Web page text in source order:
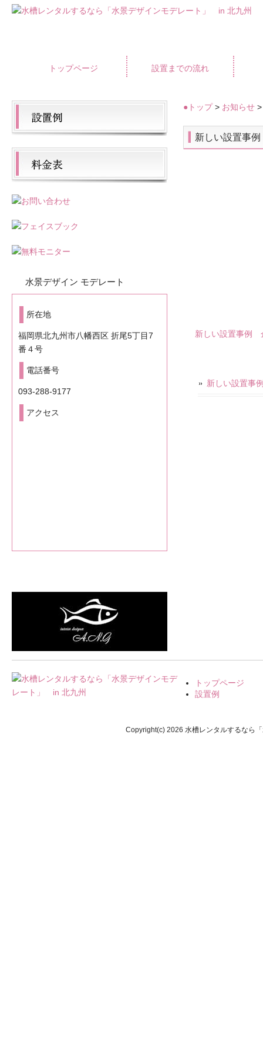
トップページ 設置までの流れ
●トップ> お知らせ
新しい設置事
新しい設置事例
新しい設置事
水景デザイン モデレート
所在地
福岡県北九州市八幡西区 折尾5丁目7
番４号
電話番号
093-288-9177
アクセス
トップページ
設置例
Copyright(c) 2026 水槽レンタルするなら